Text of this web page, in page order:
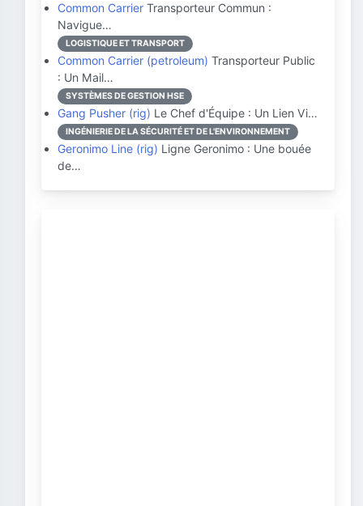
Common Carrier Transporteur Commun :
Navigue…
LOGISTIQUE ET TRANSPORT
Common Carrier (petroleum) Transporteur Public
: Un Mail…
SYSTÈMES DE GESTION HSE
Gang Pusher (rig) Le Chef d'Équipe : Un Lien Vi…
INGÉNIERIE DE LA SÉCURITÉ ET DE L'ENVIRONNEMENT
Geronimo Line (rig) Ligne Geronimo : Une bouée
de…